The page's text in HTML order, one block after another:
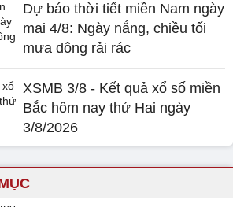
Dự báo thời tiết miền Nam ngày
mai 4/8: Ngày nắng, chiều tối
mưa dông rải rác
XSMB 3/8 - Kết quả xổ số miền
Bắc hôm nay thứ Hai ngày
3/8/2026